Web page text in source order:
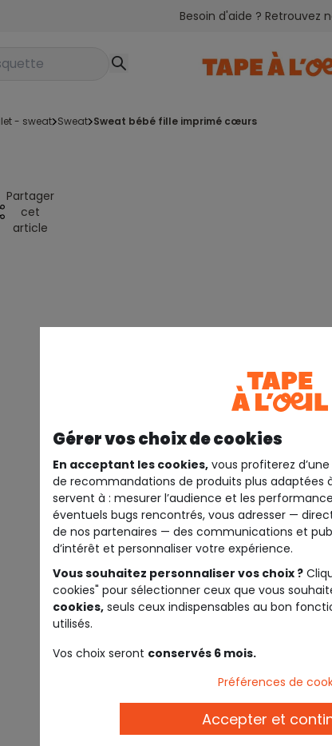
Besoin d'aide ? Retrouvez
- sweat sweat sweat bébé fille imprimé cœurs
Partager
cet
article
Gérer vos choix de cookies
En acceptant les cookies, vous profiterez
de recommandations de produits plus adaptées
servent à : mesurer l’audience et les
éventuels bugs rencontrés, vous adresser —
de nos partenaires — des communications et
d’intérêt et personnaliser votre expérience.
Vous souhaitez personnaliser vos choix ?
cookies" pour sélectionner ceux que vous
cookies, seuls ceux indispensables au bon
utilisés.
Vos choix seront conservés 6 mois.
Préférences de
Accepter et